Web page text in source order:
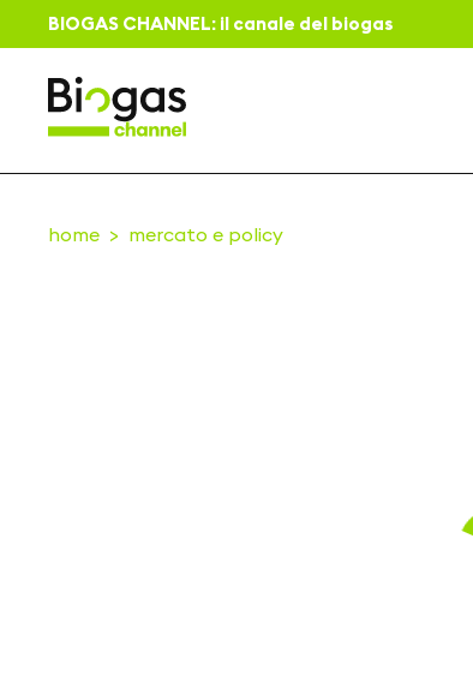
BIOGAS CHANNEL: il canale del biogas
home mercato e policy